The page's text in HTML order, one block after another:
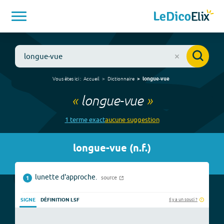
Vous êtes ici : Accueil Dictionnaire longue-vue
« longue-vue»
1 termeexactaucunesuggestion
longue-vue (n.f.)
1 lunette d'approche. source
SIGNE DÉFINITION LSF Il y a un souci ?